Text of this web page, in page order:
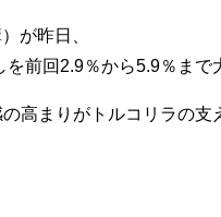
が昨日、
前回2.9％から5.9％まで
高まりがトルコリラの支